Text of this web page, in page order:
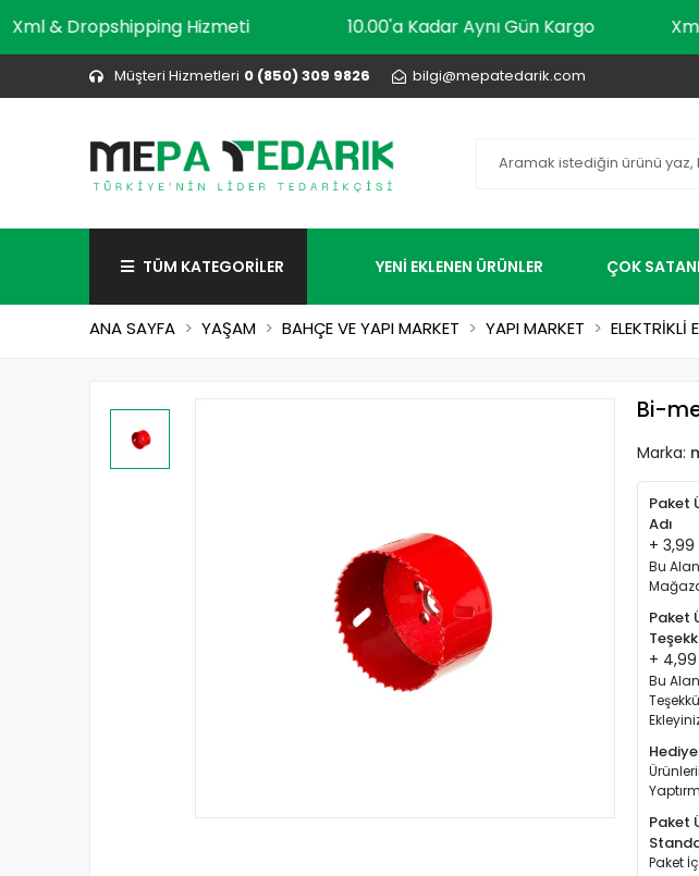
Xml & Dropshipping Hizmeti 10.00'a Kadar Aynı Gün Kargo
Müşteri Hizmetleri 0 (850) 309 9826 bilgi@mepatedarik.com
TÜM KATEGORİLER YENİ EKLENEN ÜRÜNLER ÇOK
ANA SAYFA YAŞAM BAHÇE VE YAPI MARKET YAPI MARKET ELEKTRİKLİ
Bi-
Marka:
Paket
Adı
+ 3,99
Bu
Paket
+ 4,99
Bu
Paket
Paket